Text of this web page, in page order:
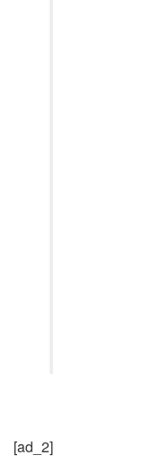
[ad_2]